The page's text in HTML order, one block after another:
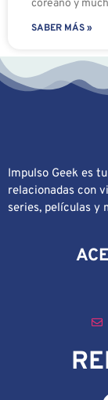
coreano y
SABER MÁS »
Impulso Geek es
relacionadas con
series, películas y